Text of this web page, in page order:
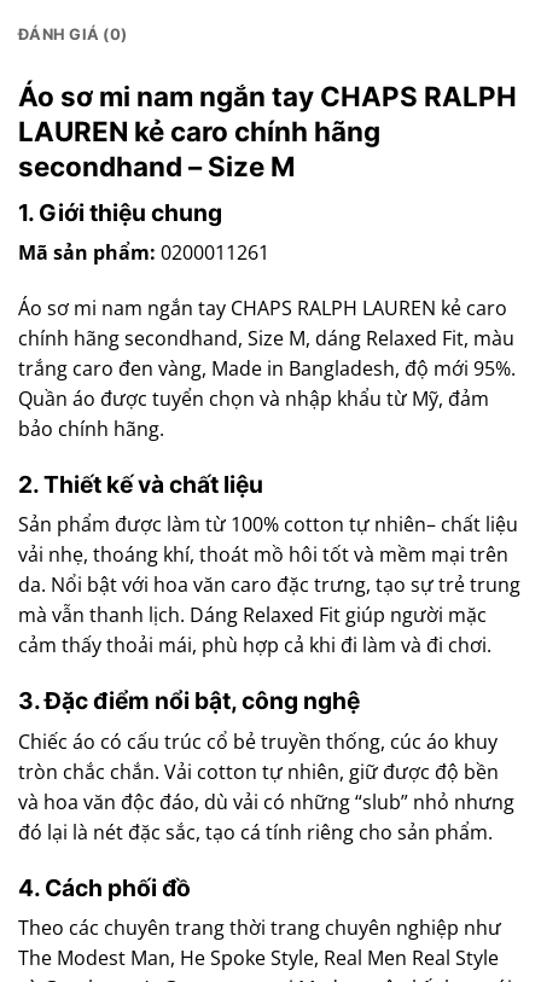
ĐÁNH GIÁ (0)
Áo sơ mi nam ngắn tay CHAPS RALPH
LAUREN kẻ caro chính hãng
secondhand – Size M
1. Giới thiệu chung
Mã sản phẩm: 0200011261
Áo sơ mi nam ngắn tay CHAPS RALPH LAUREN kẻ caro
chính hãng secondhand, Size M, dáng Relaxed Fit, màu
trắng caro đen vàng, Made in Bangladesh, độ mới 95%.
Quần áo được tuyển chọn và nhập khẩu từ Mỹ, đảm
bảo chính hãng.
2. Thiết kế và chất liệu
Sản phẩm được làm từ 100% cotton tự nhiên– chất liệu
vải nhẹ, thoáng khí, thoát mồ hôi tốt và mềm mại trên
da. Nổi bật với hoa văn caro đặc trưng, tạo sự trẻ trung
mà vẫn thanh lịch. Dáng Relaxed Fit giúp người mặc
cảm thấy thoải mái, phù hợp cả khi đi làm và đi chơi.
3. Đặc điểm nổi bật, công nghệ
Chiếc áo có cấu trúc cổ bẻ truyền thống, cúc áo khuy
tròn chắc chắn. Vải cotton tự nhiên, giữ được độ bền
và hoa văn độc đáo, dù vải có những “slub” nhỏ nhưng
đó lại là nét đặc sắc, tạo cá tính riêng cho sản phẩm.
4. Cách phối đồ
Theo các chuyên trang thời trang chuyên nghiệp như
The Modest Man, He Spoke Style, Real Men Real Style